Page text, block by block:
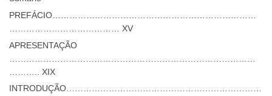
PREFÁCIO………………………………………………………………
………………………………… XV
APRESENTAÇÃO
……….. XIX
INTRODUÇÃO……………………………………………………………